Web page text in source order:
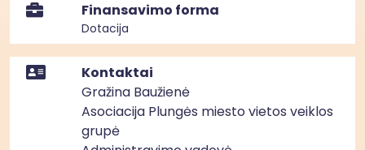
Finansavimo forma
Dotacija
Kontaktai
Gražina Baužienė
Asociacija Plungės miesto vietos veiklos
grupė